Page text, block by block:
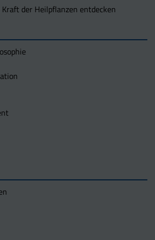
der Heilpflanzen entdecken